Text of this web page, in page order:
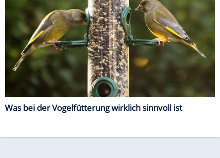
Was bei der Vogelfütterung wirklich sinnvoll ist